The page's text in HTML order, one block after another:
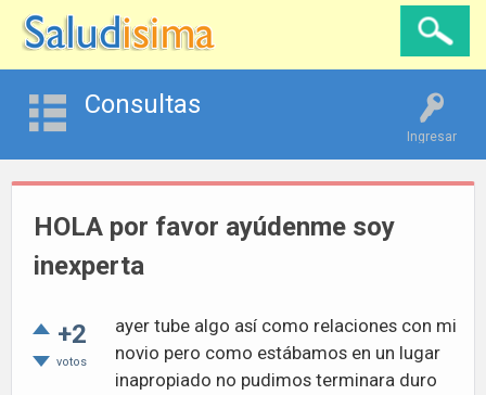
Ingresar
Consultas
HOLA por favor ayúdenme soy
inexperta
+2
votos
ayer tube algo así como relaciones con mi
novio pero como estábamos en un lugar
inapropiado no pudimos terminara duro